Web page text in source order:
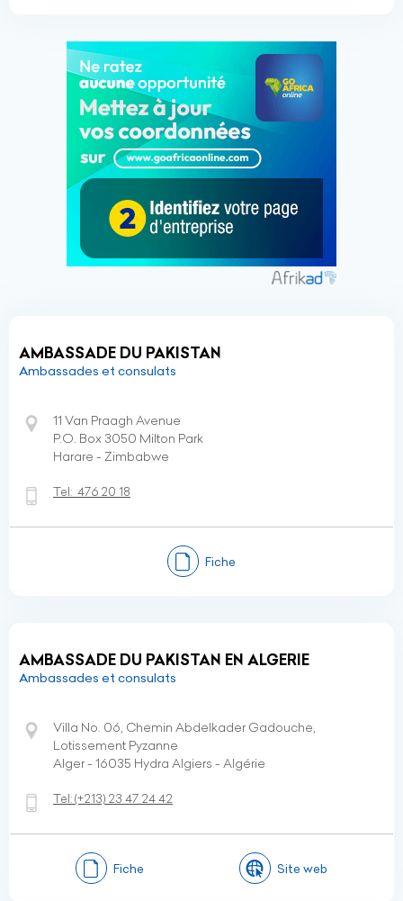
AMBASSADE DU PAKISTAN
Ambassades et consulats
11 Van Praagh Avenue
P.O. Box 3050 Milton Park
Harare - Zimbabwe
Tel: 476 20 18
Fiche
AMBASSADE DU PAKISTAN EN ALGERIE
Ambassades et consulats
Villa No. 06, Chemin Abdelkader Gadouche,
Lotissement Pyzanne
Alger - 16035 Hydra Algiers - Algérie
Tel:(+213) 23 47 24 42
Fiche Site web